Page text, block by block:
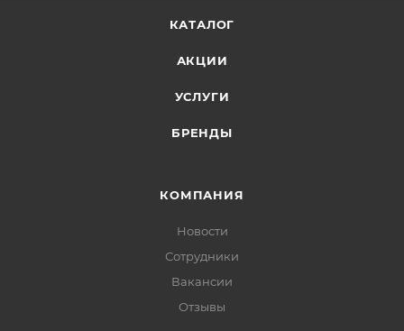
КАТАЛОГ
АКЦИИ
УСЛУГИ
БРЕНДЫ
КОМПАНИЯ
Новости
Сотрудники
Вакансии
Отзывы